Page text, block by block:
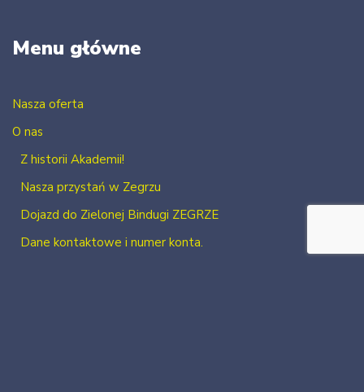
Menu główne
Nasza oferta
O nas
Z historii Akademii!
Nasza przystań w Zegrzu
Dojazd do Zielonej Bindugi ZEGRZE
Dane kontaktowe i numer konta.